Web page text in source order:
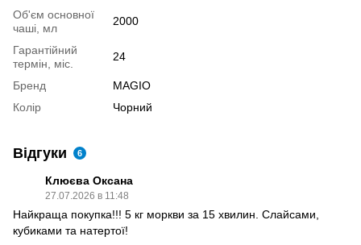
Об'єм основної
чаші, мл
2000
Гарантійний
термін, міс.
24
Бренд
MAGIO
Колір
Чорний
Відгуки 6
Клюєва Оксана
27.07.2026 в 11:48
Найкраща покупка!!! 5 кг моркви за 15 хвилин. Слайсами,
кубиками та натертої!